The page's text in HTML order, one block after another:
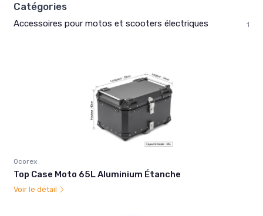
Catégories
Accessoires pour motos et scooters électriques 1
Ocorex
Top Case Moto 65L Aluminium Étanche
Voir le détail